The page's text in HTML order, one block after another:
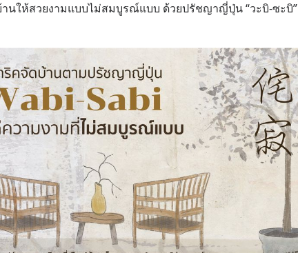
านให้สวยงามแบบไม่สมบูรณ์แบบ ด้วยปรัชญาญี่ปุ่น “วะบิ-ซะบิ”